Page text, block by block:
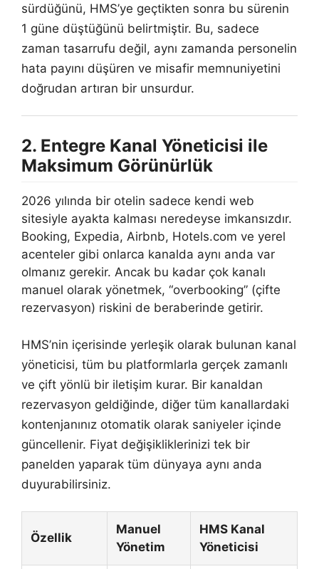
sürdüğünü, HMS’ye geçtikten sonra bu sürenin
1 güne düştüğünü belirtmiştir. Bu, sadece
zaman tasarrufu değil, aynı zamanda personelin
hata payını düşüren ve misafir memnuniyetini
doğrudan artıran bir unsurdur.
2. Entegre Kanal Yöneticisi ile
Maksimum Görünürlük
2026 yılında bir otelin sadece kendi web
sitesiyle ayakta kalması neredeyse imkansızdır.
Booking, Expedia, Airbnb, Hotels.com ve yerel
acenteler gibi onlarca kanalda aynı anda var
olmanız gerekir. Ancak bu kadar çok kanalı
manuel olarak yönetmek, “overbooking” (çifte
rezervasyon) riskini de beraberinde getirir.
HMS’nin içerisinde yerleşik olarak bulunan kanal
yöneticisi, tüm bu platformlarla gerçek zamanlı
ve çift yönlü bir iletişim kurar. Bir kanaldan
rezervasyon geldiğinde, diğer tüm kanallardaki
kontenjanınız otomatik olarak saniyeler içinde
güncellenir. Fiyat değişikliklerinizi tek bir
panelden yaparak tüm dünyaya aynı anda
duyurabilirsiniz.
Özellik
Manuel
Yönetim
HMS Kanal
Yöneticisi